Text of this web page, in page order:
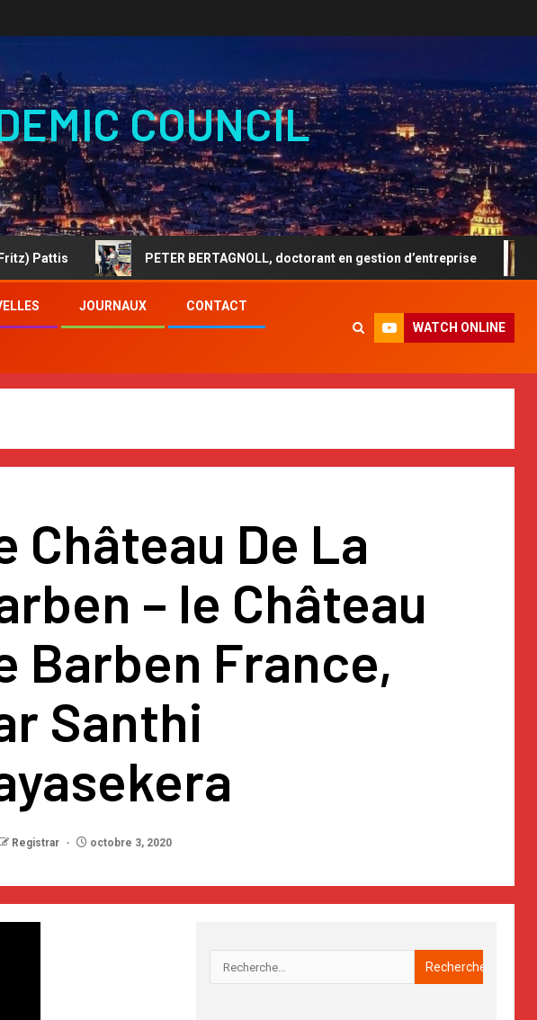
COUNCIL
PETER BERTAGNOLL, doctorant en gestion d’entreprise
JOURNAUX CONTACT
WATCH ONLINE
Château De La
– le Château
Barben France,
Santhi
Registrar octobre 3, 2020